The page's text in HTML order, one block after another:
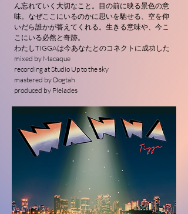
ん忘れていく大切なこと。目の前に映る景色の意
味。なぜここにいるのかに思いを馳せる、空を仰
いだら誰かが答えてくれる。生きる意味や、今こ
こにいる必然と奇跡。
わたしTIGGAは今あなたとのコネクトに成功した
mixed by Macaque
recording at Studio Up to the sky
mastered by Dogtah
produced by Pleiades